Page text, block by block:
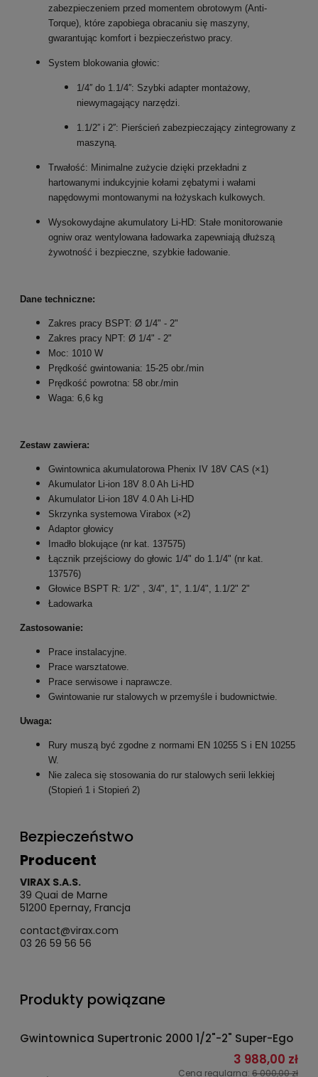
zabezpieczeniem przed momentem obrotowym (Anti-
Torque), które zapobiega obracaniu się maszyny,
gwarantując komfort i bezpieczeństwo pracy.
System blokowania głowic:
1/4′′ do 1.1/4′′: Szybki adapter montażowy,
niewymagający narzędzi.
1.1/2′′ i 2′′: Pierścień zabezpieczający zintegrowany z
maszyną.
Trwałość: Minimalne zużycie dzięki przekładni z
hartowanymi indukcyjnie kołami zębatymi i wałami
napędowymi montowanymi na łożyskach kulkowych.
Wysokowydajne akumulatory Li-HD: Stałe monitorowanie
ogniw oraz wentylowana ładowarka zapewniają dłuższą
żywotność i bezpieczne, szybkie ładowanie.
Dane techniczne:
Zakres pracy BSPT: Ø 1/4" - 2"
Zakres pracy NPT: Ø 1/4" - 2"
Moc: 1010 W
Prędkość gwintowania: 15-25 obr./min
Prędkość powrotna: 58 obr./min
Waga: 6,6 kg
Zestaw zawiera:
Gwintownica akumulatorowa Phenix IV 18V CAS (×1 )
Akumulator Li-ion 18V 8.0 Ah Li-HD
Akumulator Li-ion 18V 4.0 Ah Li-HD
Skrzynka systemowa Virabox (×2)
Adaptor głowicy
Imadło blokujące (nr kat. 137575)
Łącznik przejściowy do głowic 1/4" do 1.1/4" (nr kat.
137576)
Głowice BSPT R: 1/2" , 3/4", 1", 1.1/4", 1.1/2" 2"
Ładowarka
Zastosowanie:
Prace instalacyjne.
Prace warsztatowe.
Prace serwisowe i naprawcze.
Gwintowanie rur stalowych w przemyśle i budownictwie.
Uwaga:
Rury muszą być zgodne z normami EN 10255 S i EN 10255
W.
Nie zaleca się stosowania do rur stalowych serii lekkiej
(Stopień 1 i Stopień 2)
Bezpieczeństwo
Producent
VIRAX S.A.S.
39 Quai de Marne
51200 Epernay, Francja
contact@virax.com
03 26 59 56 56
Produkty powiązane
Gwintownica Supertronic 2000 1/2"-2" Super-Ego
3 988,00 zł
Cena regularna: 6 000,00 zł